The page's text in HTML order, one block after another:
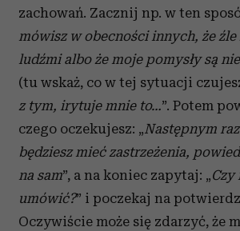
zachowań. Zacznij np. w ten
mówisz w obecności innych, że źle
ludźmi albo że moje pomysły są
(tu wskaż, co w tej sytuacji
z tym, irytuje mnie to…”. Potem
czego oczekujesz: „Następnym
będziesz mieć zastrzeżenia,
na sam”, a na koniec zapytaj: „Czy
umówić?” i poczekaj na
Oczywiście może się zdarzyć, że